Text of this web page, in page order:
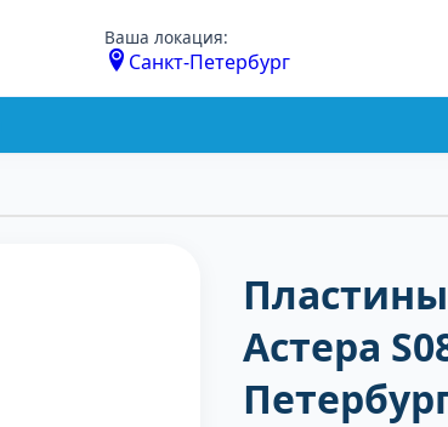
Ваша локация:
Санкт-Петербург
Астера